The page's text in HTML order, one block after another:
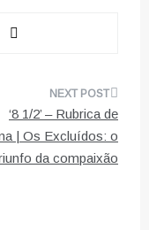
‘8 1/2’ – Rubrica de
| Os Excluídos: o
da compaixão